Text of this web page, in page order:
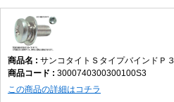
サンコタイトＳタイプバインドＰ３
3000740300300100S3
この商品の詳細はコチラ